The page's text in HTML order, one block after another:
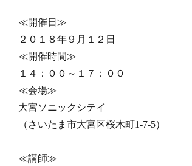
≪開催日≫
２０１８年９月１２日
≪開催時間≫
１４：００～１７：００
≪会場≫
大宮ソニックシテイ
（さいたま市大宮区桜木町1-7-5）
≪講師≫